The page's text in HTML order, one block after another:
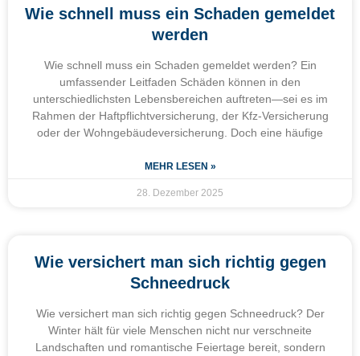
Wie schnell muss ein Schaden gemeldet
werden
Wie schnell muss ein Schaden gemeldet werden? Ein
umfassender Leitfaden Schäden können in den
unterschiedlichsten Lebensbereichen auftreten—sei es im
Rahmen der Haftpflichtversicherung, der Kfz-Versicherung
oder der Wohngebäudeversicherung. Doch eine häufige
MEHR LESEN »
28. Dezember 2025
Wie versichert man sich richtig gegen
Schneedruck
Wie versichert man sich richtig gegen Schneedruck? Der
Winter hält für viele Menschen nicht nur verschneite
Landschaften und romantische Feiertage bereit, sondern